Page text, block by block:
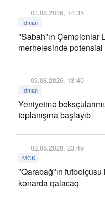
03.08.2026, 14:35
İdman
"Sabah"ın Çempionlar
mərhələsində
03.08.2026, 13:40
İdman
Yeniyetmə
toplanışına başlayıb
02.08.2026, 23:49
MOK
"Qarabağ"ın
kənarda qalacaq